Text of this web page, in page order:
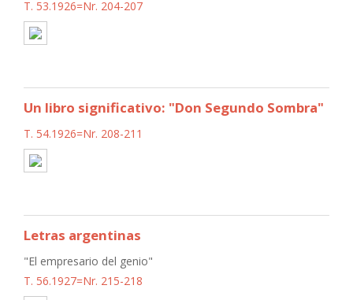
T. 53.1926=Nr. 204-207
Un libro significativo: "Don Segundo Sombra"
T. 54.1926=Nr. 208-211
Letras argentinas
"El empresario del genio"
T. 56.1927=Nr. 215-218